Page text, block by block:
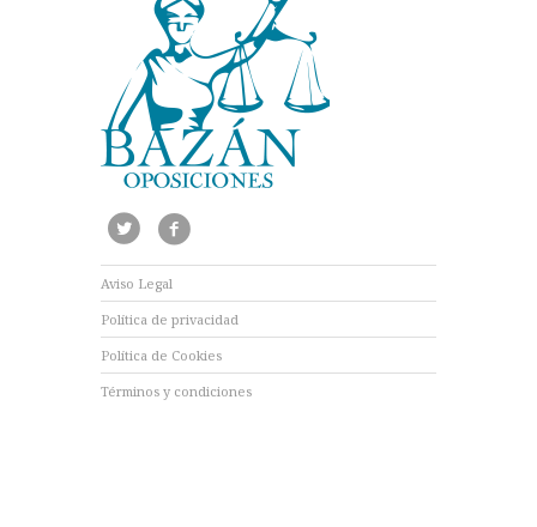
Aviso Legal
Política de privacidad
Política de Cookies
Términos y condiciones